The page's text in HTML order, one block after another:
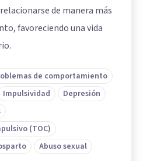
de manera más
favoreciendo una vida
de comportamiento
Impulsividad
Depresión
(TOC)
Abuso sexual